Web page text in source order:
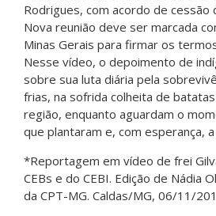
Rodrigues, com acordo de cessão
Nova reunião deve ser marcada
Minas Gerais para firmar os
Nesse vídeo, o depoimento de
sobre sua luta diária pela
frias, na sofrida colheita de
região, enquanto aguardam o
que plantaram e, com esperança,
*Reportagem em vídeo de frei
CEBs e do CEBI. Edição de Nádia
da CPT-MG. Caldas/MG, 06/11/